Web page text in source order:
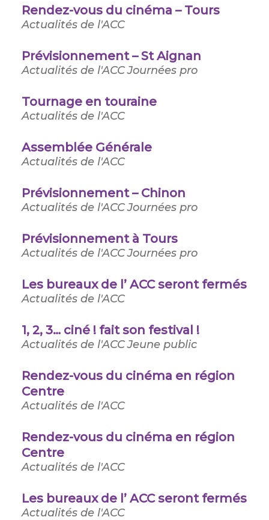
Rendez-vous du cinéma – Tours
Actualités de l'ACC
Prévisionnement – St Aignan
Actualités de l'ACCJournées pro
Tournage en touraine
Actualités de l'ACC
Assemblée Générale
Actualités de l'ACC
Prévisionnement – Chinon
Actualités de l'ACCJournées pro
Prévisionnement à Tours
Actualités de l'ACCJournées pro
Les bureaux de l’ ACC seront fermés
Actualités de l'ACC
1, 2, 3… ciné ! fait son festival !
Actualités de l'ACCJeune public
Rendez-vous du cinéma en région
Centre
Actualités de l'ACC
Rendez-vous du cinéma en région
Centre
Actualités de l'ACC
Les bureaux de l’ ACC seront fermés
Actualités de l'ACC